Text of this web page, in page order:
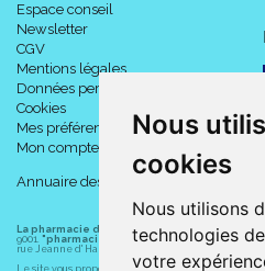
Nous
cookies
Nous utilisons
technologies
votre
Espace conseil
Newsletter
CGV
Mentions légales
Données personnelles
Cookies
Mes préférences Cookies
Mon compte
Annuaire des pharmacies
La pharmacie du centre à Albert (80300) est
9001. "pharmacie-du-centre-albert.fr "est le
rue Jeanne d' Harcourt, 80300 Albert.